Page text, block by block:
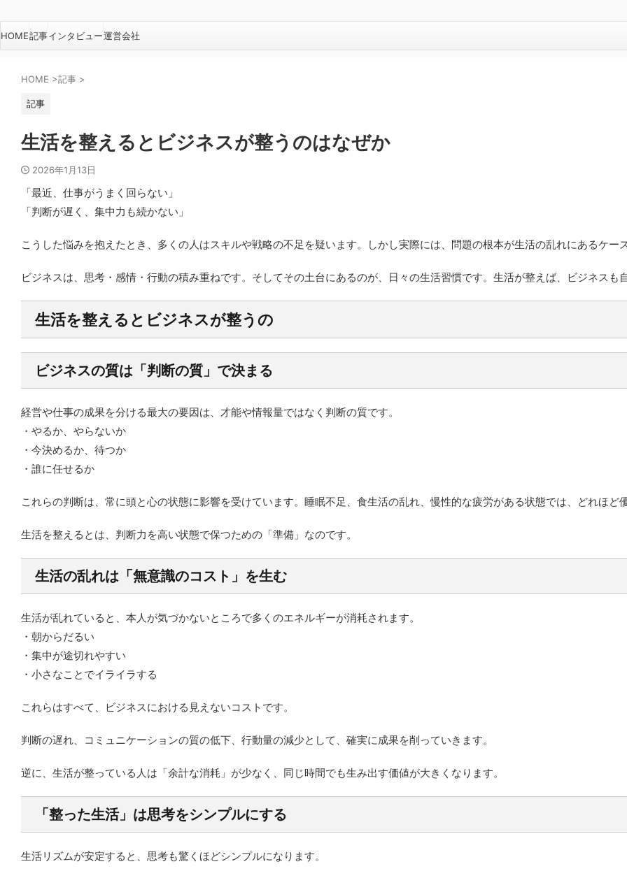
HOME記事インタビュー運営会社
HOME >記事 >
記事
生活を整えるとビジネスが整うのはなぜか
2026年1月13日
「最近、仕事がうまく回らない」
「判断が遅く、集中力も続かない」
こうした悩みを抱えたとき、多くの人はスキルや戦略の不足を疑います。しかし実際には、問題の根本が生活の乱れにあるケー
ビジネスは、思考・感情・行動の積み重ねです。そしてその土台にあるのが、日々の生活習慣です。生活が整えば、ビジネスも
生活を整えるとビジネスが整うの
ビジネスの質は「判断の質」で決まる
経営や仕事の成果を分ける最大の要因は、才能や情報量ではなく判断の質です。
・やるか、やらないか
・今決めるか、待つか
・誰に任せるか
これらの判断は、常に頭と心の状態に影響を受けています。睡眠不足、食生活の乱れ、慢性的な疲労がある状態では、どれほど
生活を整えるとは、判断力を高い状態で保つための「準備」なのです。
生活の乱れは「無意識のコスト」を生む
生活が乱れていると、本人が気づかないところで多くのエネルギーが消耗されます。
・朝からだるい
・集中が途切れやすい
・小さなことでイライラする
これらはすべて、ビジネスにおける見えないコストです。
判断の遅れ、コミュニケーションの質の低下、行動量の減少として、確実に成果を削っていきます。
逆に、生活が整っている人は「余計な消耗」が少なく、同じ時間でも生み出す価値が大きくなります。
「整った生活」は思考をシンプルにする
生活リズムが安定すると、思考も驚くほどシンプルになります。